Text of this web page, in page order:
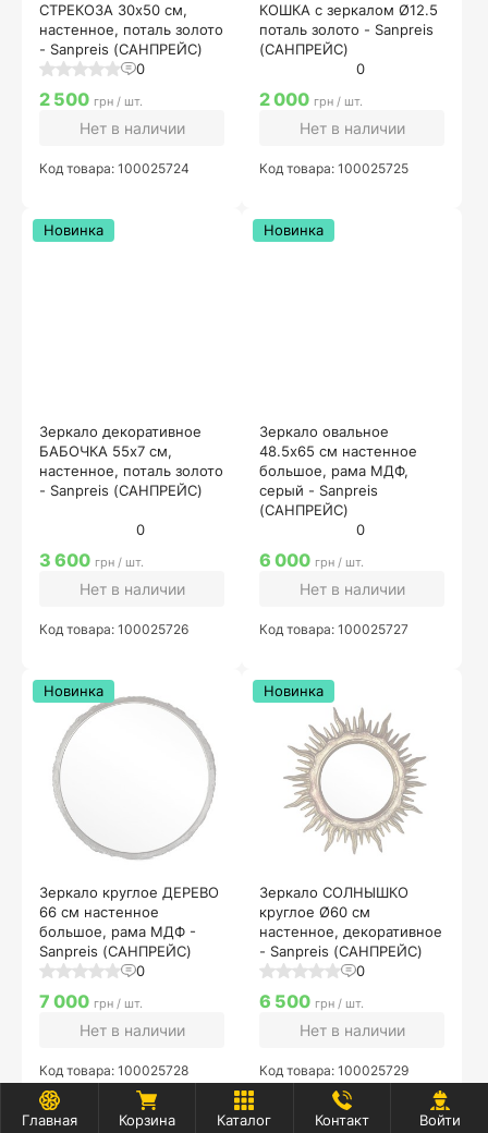
СТРЕКОЗА 30х50 см,
настенное, поталь золото
- Sanpreis (САНПРЕЙС)
0
2 500 грн / шт.
Нет в наличии
Код товара: 100025724
КОШКА с зеркалом Ø12.5
поталь золото - Sanpreis
(САНПРЕЙС)
0
2 000 грн / шт.
Нет в наличии
Код товара: 100025725
Зеркало декоративное
БАБОЧКА 55х7 см,
настенное, поталь золото
- Sanpreis (САНПРЕЙС)
0
Новинка
3 600 грн / шт.
Нет в наличии
Код товара: 100025726
Зеркало овальное
48.5х65 см настенное
большое, рама МДФ,
серый - Sanpreis
(САНПРЕЙС)
0
Новинка
6 000 грн / шт.
Нет в наличии
Код товара: 100025727
Зеркало круглое ДЕРЕВО
66 см настенное
большое, рама МДФ -
Sanpreis (САНПРЕЙС)
0
Новинка
7 000 грн / шт.
Нет в наличии
Код товара: 100025728
Зеркало СОЛНЫШКО
круглое Ø60 см
настенное, декоративное
- Sanpreis (САНПРЕЙС)
0
Новинка
6 500 грн / шт.
Нет в наличии
Код товара: 100025729
Главная Корзина Каталог Контакт Войти